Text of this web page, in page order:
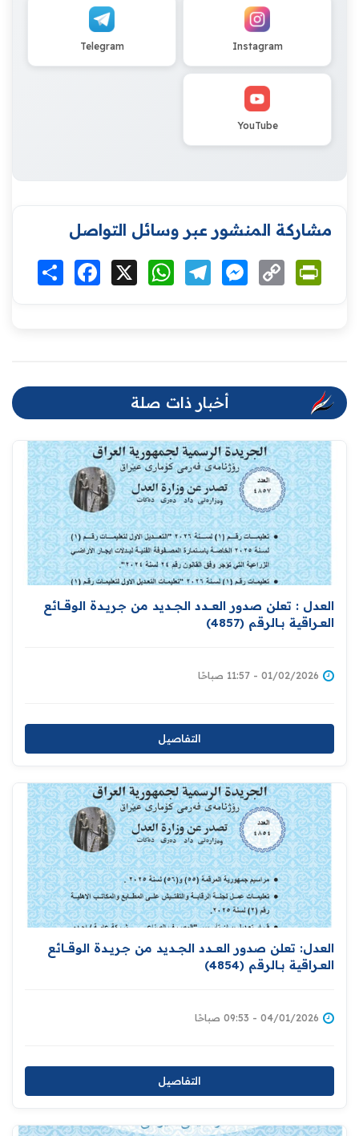
Instagram
Telegram
YouTube
مشاركة المنشور عبر وسائل التواصل
انشر Facebook WhatsAppTelegramMessenger
Copy
Link
أخبار ذات صلة
العدل : تعلن صدور العــــدد الجـــديد من جـريــدة ‏الوقــــائع
العــراقية بــالرقم (4857)‏
01/02/2026 - 11:57 صباحًا
التفاصيل
العدل: تعلن صدور العــــدد الجـــديد من جـريــدة ‏الوقــــائع
العــراقية بــالرقم (4854)‏
04/01/2026 - 09:53 صباحًا
التفاصيل